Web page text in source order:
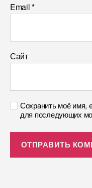
Email*
Сайт
Сохранить моё имя,
для последующих